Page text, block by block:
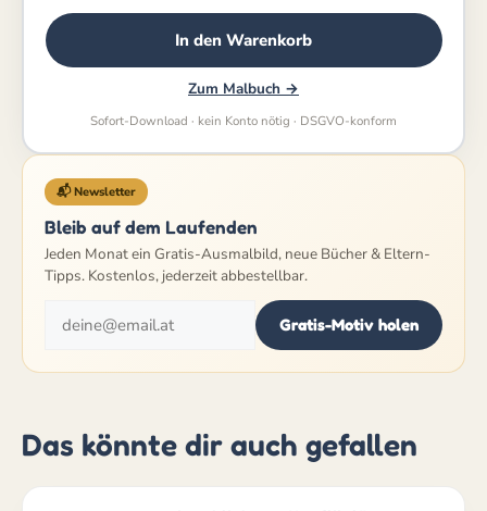
In den Warenkorb
Zum Malbuch →
Sofort-Download · kein Konto nötig · DSGVO-konform
📬 Newsletter
Bleib auf dem Laufenden
Jeden Monat ein Gratis-Ausmalbild, neue Bücher & Eltern-
Tipps. Kostenlos, jederzeit abbestellbar.
Gratis-Motiv holen
Das könnte dir auch gefallen